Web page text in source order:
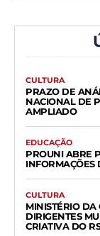
CULTURA
PRAZO DE
NACIONAL DE
AMPLIADO
EDUCAÇÃO
PROUNI ABRE
INFORMAÇÕES
CULTURA
MINISTÉRIO DA
DIRIGENTES
CRIATIVA DO RS